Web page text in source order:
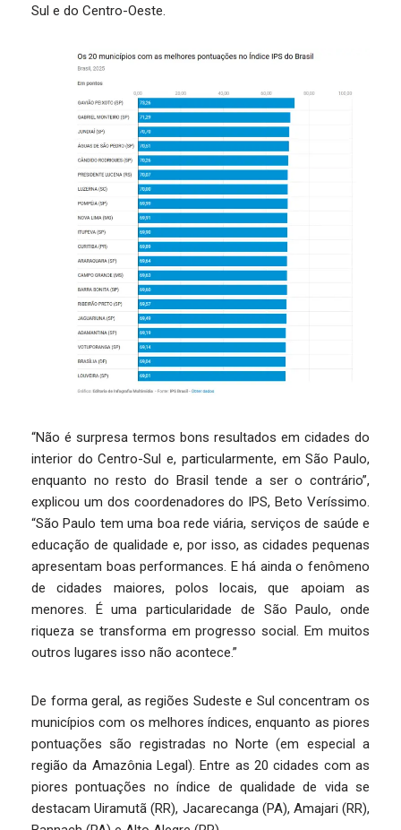
Sul e do Centro-Oeste.
“Não é surpresa termos bons resultados em cidades do
interior do Centro-Sul e, particularmente, em São Paulo,
enquanto no resto do Brasil tende a ser o contrário”,
explicou um dos coordenadores do IPS, Beto Veríssimo.
“São Paulo tem uma boa rede viária, serviços de saúde e
educação de qualidade e, por isso, as cidades pequenas
apresentam boas performances. E há ainda o fenômeno
de cidades maiores, polos locais, que apoiam as
menores. É uma particularidade de São Paulo, onde
riqueza se transforma em progresso social. Em muitos
outros lugares isso não acontece.”
De forma geral, as regiões Sudeste e Sul concentram os
municípios com os melhores índices, enquanto as piores
pontuações são registradas no Norte (em especial a
região da Amazônia Legal). Entre as 20 cidades com as
piores pontuações no índice de qualidade de vida se
destacam Uiramutã (RR), Jacarecanga (PA), Amajari (RR),